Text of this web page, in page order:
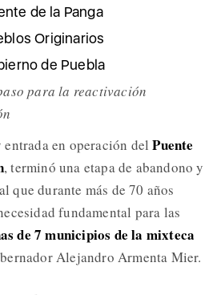
de la Panga
Originarios
de Puebla
para la reactivación
en operación delPuente
, terminó una etapa de abandono y
que durante más de 70 años
fundamental para las
de 7 municipios de la mixteca
Alejandro Armenta Mier.